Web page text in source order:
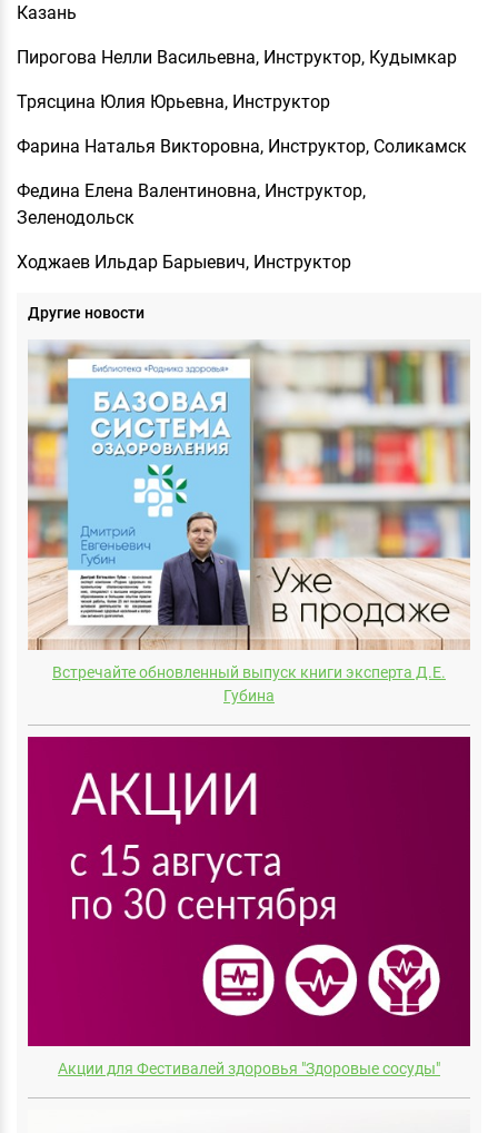
Казань
Пирогова Нелли Васильевна, Инструктор, Кудымкар
Трясцина Юлия Юрьевна, Инструктор
Фарина Наталья Викторовна, Инструктор, Соликамск
Федина Елена Валентиновна, Инструктор,
Зеленодольск
Ходжаев Ильдар Барыевич, Инструктор
Другие новости
Встречайте обновленный выпуск книги эксперта Д.E.
Губина
Акции для Фестивалей здоровья "Здоровые сосуды"